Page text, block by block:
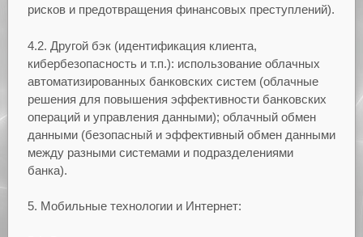
рисков и предотвращения финансовых преступлений).
4.2. Другой бэк (идентификация клиента,
кибербезопасность и т.п.): использование облачных
автоматизированных банковских систем (облачные
решения для повышения эффективности банковских
операций и управления данными); облачный обмен
данными (безопасный и эффективный обмен данными
между разными системами и подразделениями
банка).
5. Мобильные технологии и Интернет: